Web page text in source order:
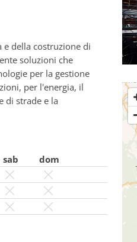
della costruzione di
soluzioni che
per la gestione
per l'energia, il
di strade e la
sab
dom